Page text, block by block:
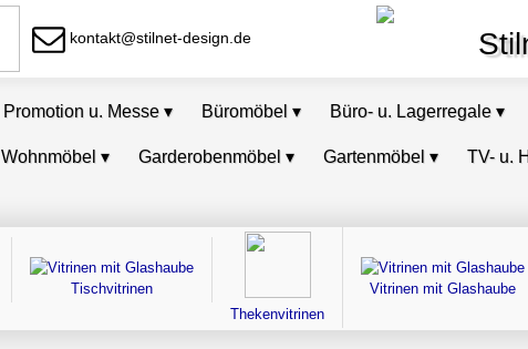
kontakt@stilnet-design.de
Tischvitrinen
Thekenvitrinen
Vitrinen mit Glashaube
Promotion u. Messe ▾ Büromöbel ▾ Büro- u. Lagerregale ▾
Wohnmöbel ▾ Garderobenmöbel ▾ Gartenmöbel ▾ TV- u.